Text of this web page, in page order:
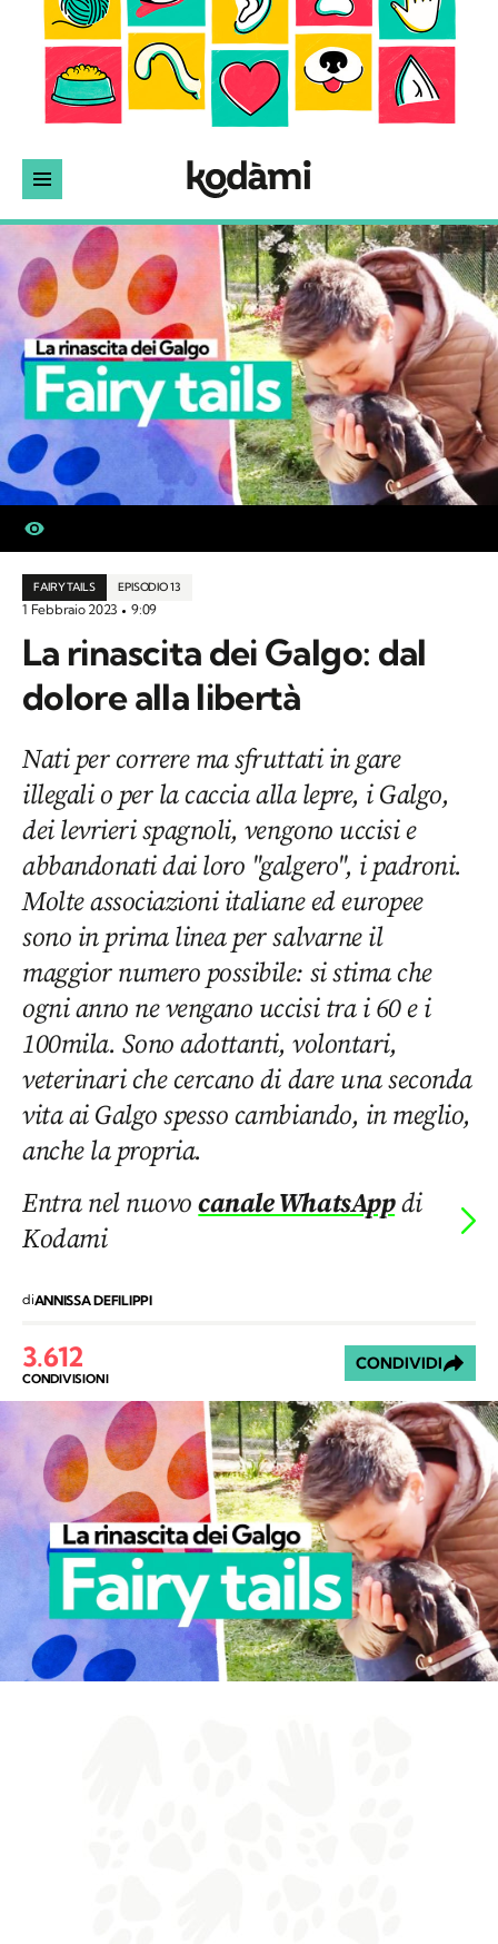
FAIRY TAILS EPISODIO 13
1 Febbraio 2023 9:09
La rinascita dei Galgo: dal
dolore alla libertà
Nati per correre ma sfruttati in gare
illegali o per la caccia alla lepre, i Galgo,
dei levrieri spagnoli, vengono uccisi e
abbandonati dai loro "galgero", i padroni.
Molte associazioni italiane ed europee
sono in prima linea per salvarne il
maggior numero possibile: si stima che
ogni anno ne vengano uccisi tra i 60 e i
100mila. Sono adottanti, volontari,
veterinari che cercano di dare una seconda
vita ai Galgo spesso cambiando, in meglio,
anche la propria.
Entra nel nuovocanale WhatsAppdi
Kodami
diANNISSA DEFILIPPI
3.612
CONDIVISIONI
CONDIVIDI